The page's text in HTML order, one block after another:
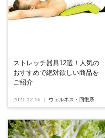
ストレッチ器具12選！人気の
おすすめで絶対欲しい商品を
ご紹介
2021.12.16 ウェルネス・回復系